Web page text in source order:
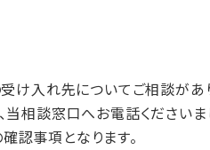
け入れ先についてご相談があ
相談窓口へお電話くださいま
認事項となります。